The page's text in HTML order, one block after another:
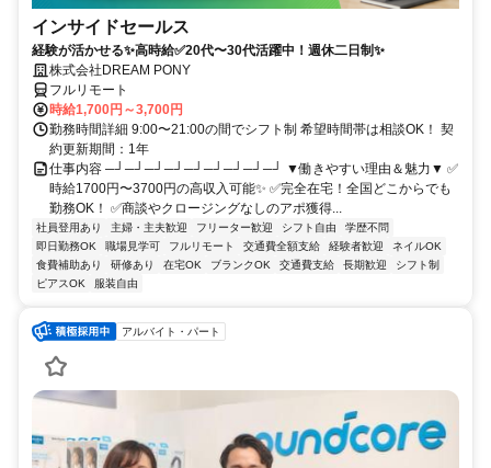
インサイドセールス
経験が活かせる✨高時給✅20代〜30代活躍中！週休二日制✨
株式会社DREAM PONY
フルリモート
時給1,700円～3,700円
勤務時間詳細 9:00〜21:00の間でシフト制 希望時間帯は相談OK！ 契
約更新期間：1年
仕事内容 ─┘─┘─┘─┘─┘─┘─┘─┘─┘ ▼働きやすい理由＆魅力▼ ✅
時給1700円〜3700円の高収入可能✨ ✅完全在宅！全国どこからでも
勤務OK！ ✅商談やクロージングなしのアポ獲得...
社員登用あり 主婦・主夫歓迎 フリーター歓迎 シフト自由
学歴不問
即日勤務OK
職場見学可 フルリモート 交通費全額支給 経験者歓迎
ネイルOK
食費補助あり
研修あり 在宅OK ブランクOK 交通費支給 長期歓迎
シフト制
ピアスOK
服装自由
アルバイト・パート